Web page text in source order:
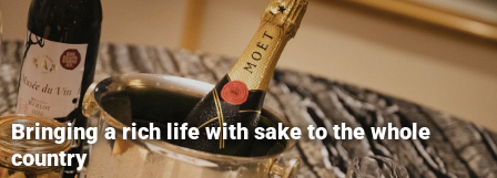
Bringing a rich life with sake to the whole
country